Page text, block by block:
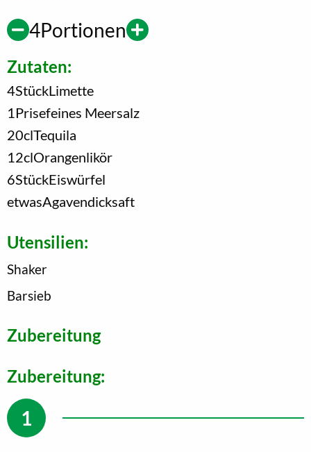
4Portionen
Zutaten:
4StückLimette
1 Prisefeines Meersalz
20clTequila
12clOrangenlikör
6StückEiswürfel
etwasAgavendicksaft
Utensilien:
Shaker
Barsieb
Zubereitung
Zubereitung: